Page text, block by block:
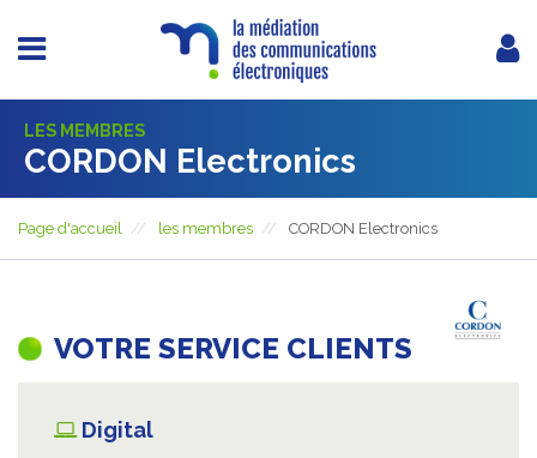
LES MEMBRES
CORDON Electronics
Page d'accueil les membres CORDON Electronics
VOTRE SERVICE CLIENTS
Digital